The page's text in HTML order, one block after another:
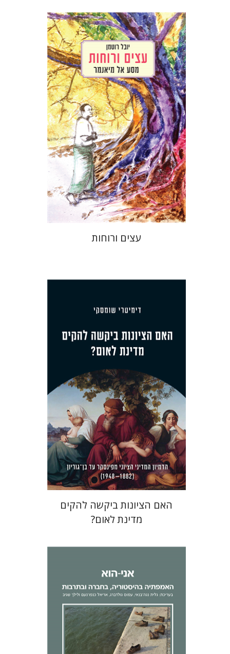
יובל רוטמן
הנחת אתר ספר מודפס
$35
$32
עצים ורוחות
דימיטרי שומסקי
הנחת אתר ספר מודפס
$42
$38
האם הציונות ביקשה להקים
מדינת לאום?
לילך שגיב אריאל כנפו-נעם
גלית
נגה-בנאי
עמוס גולדברג